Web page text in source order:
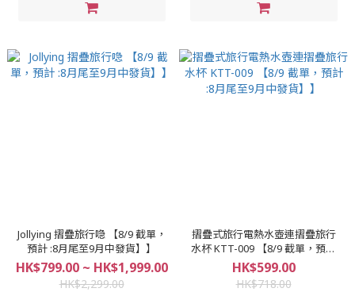
Jollying 摺疊旅行喼 【8/9 截單，
預計 :8月尾至9月中發貨】】
HK$799.00 ~ HK$1,999.00
HK$2,299.00
摺疊式旅行電熱水壺連摺疊旅行
水杯 KTT-009 【8/9 截單，預計
:8月尾至9月中發貨】】
HK$599.00
HK$718.00